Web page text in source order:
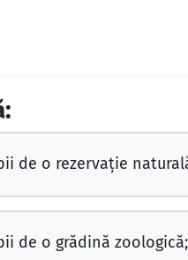
de o rezervaţie
de o grădină zoologică;